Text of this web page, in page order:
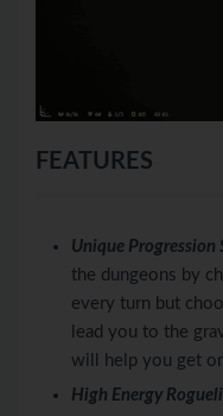
FEATURES
Unique Progression
the dungeons by
every turn but
lead you to the
will help you get
High Energy